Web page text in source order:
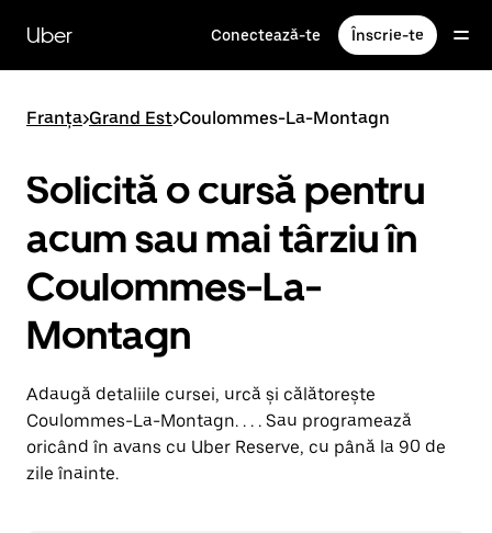
direct
conținutul
principal
Uber Conectează-te Înscrie-te
Franța>Grand Est>Coulommes-La-Montagn
Solicită o cursă pentru
acum sau mai târziu în
Coulommes-La-
Montagn
Adaugă detaliile cursei, urcă și călătorește
Coulommes-La-Montagn. . . . Sau programează
oricând în avans cu Uber Reserve, cu până la 90 de
zile înainte.